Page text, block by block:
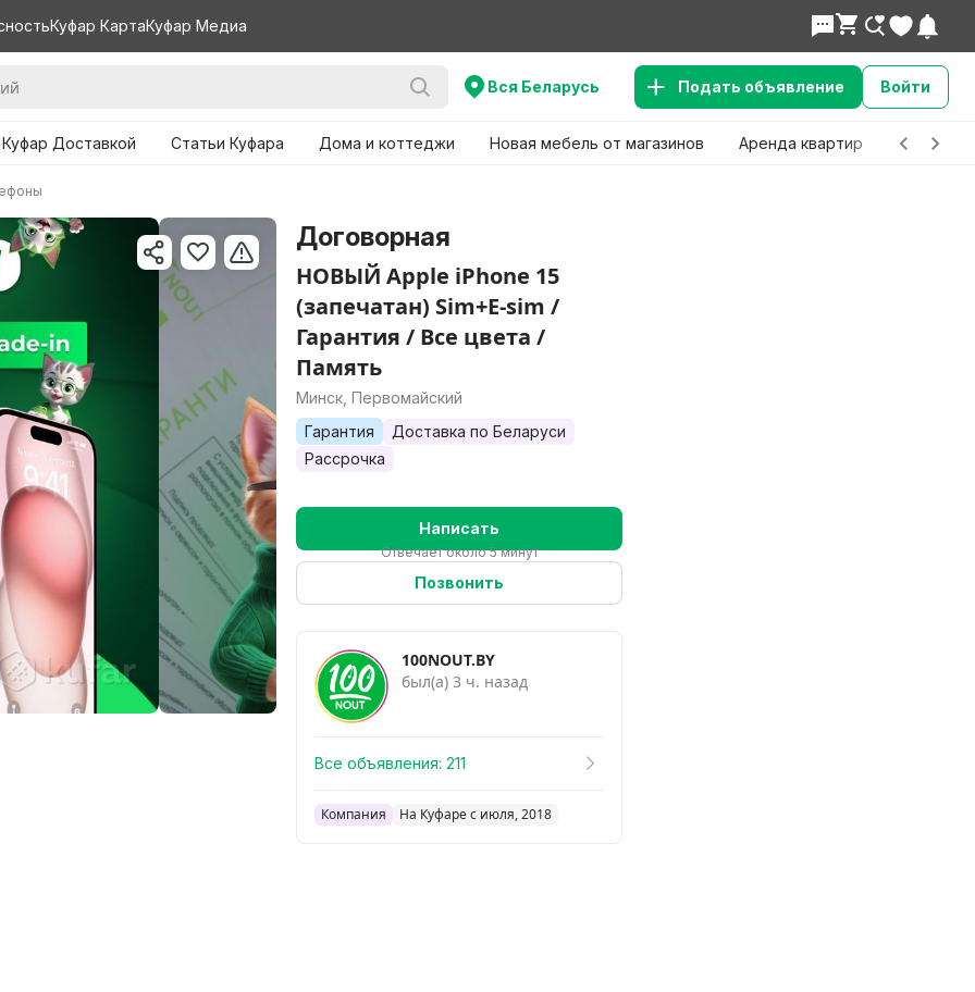
Куфар КартаКуфар Медиа
Вся Беларусь Подать объявление Войти
Доставкой Статьи Куфара Дома и коттеджи Новая мебель от магазинов Аренда квартир Детские
Договорная
НОВЫЙ Apple iPhone 15
(запечатан) Sim+E-sim /
Гарантия / Все цвета /
Память
Минск, Первомайский
Гарантия
Доставка по Беларуси
Рассрочка
Написать
Отвечает около 5 минут
Позвонить
100NOUT.BY
был(а) 3 ч. назад
Все объявления: 211
Компания На Куфаре с июля, 2018